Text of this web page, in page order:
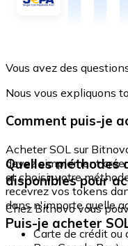
Vous avez des
Nous vous expliquons
Comment puis-je
Acheter SOL sur
devez simplement
et choisir votre
recevrez vos tokens
dans n'importe quelle
Quelles méthodes
disponibles pour
Chez Bitnovo vous
Carte de crédit ou
Puis-je acheter